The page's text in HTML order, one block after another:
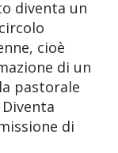
diventa un
cioè
di un
pastorale
di